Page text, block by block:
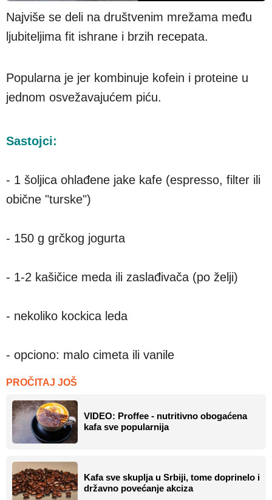
Najviše se deli na društvenim mrežama među
ljubiteljima fit ishrane i brzih recepata.
Popularna je jer kombinuje kofein i proteine u
jednom osvežavajućem piću.
Sastojci:
- 1 šoljica ohlađene jake kafe (espresso, filter ili
obične "turske")
- 150 g grčkog jogurta
- 1-2 kašičice meda ili zaslađivača (po želji)
- nekoliko kockica leda
- opciono: malo cimeta ili vanile
PROČITAJ JOŠ
VIDEO: Proffee - nutritivno obogaćena
kafa sve popularnija
Kafa sve skuplja u Srbiji, tome doprinelo i
državno povećanje akciza